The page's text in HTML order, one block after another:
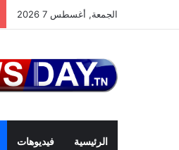
الجمعة, أغسطس 7 2026
الرئيسية فيديوهات